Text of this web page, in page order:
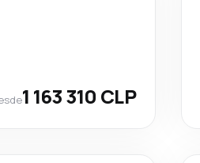
1 163 310 CLP